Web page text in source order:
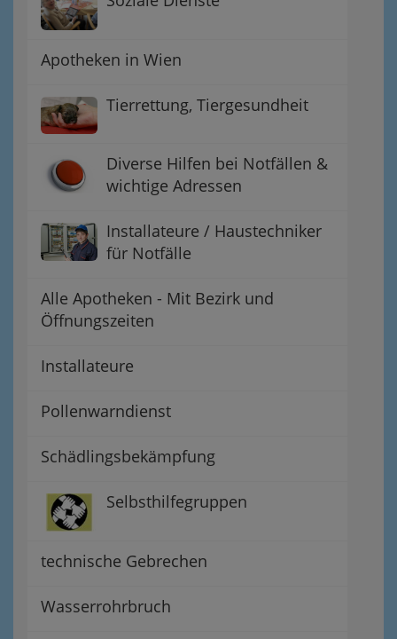
Apotheken in Wien
Tierrettung, Tiergesundheit
Diverse Hilfen bei Notfällen &
wichtige Adressen
Installateure / Haustechniker
für Notfälle
Alle Apotheken - Mit Bezirk und
Öffnungszeiten
Installateure
Pollenwarndienst
Schädlingsbekämpfung
Selbsthilfegruppen
technische Gebrechen
Wasserrohrbruch